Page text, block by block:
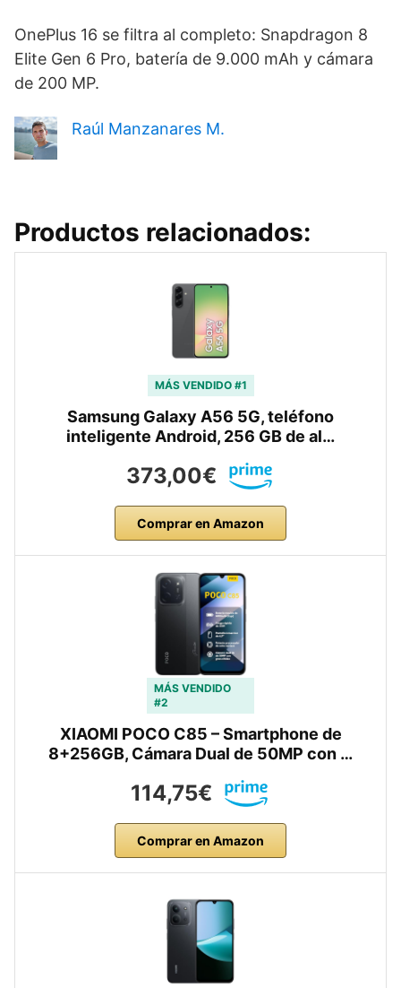
OnePlus 16 se filtra al completo: Snapdragon 8
Elite Gen 6 Pro, batería de 9.000 mAh y cámara
de 200 MP.
Raúl Manzanares M.
Productos relacionados:
MÁS VENDIDO #1
Samsung Galaxy A56 5G, teléfono
inteligente Android, 256 GB de al…
373,00€
Comprar en Amazon
MÁS VENDIDO
#2
XIAOMI POCO C85 – Smartphone de
8+256GB, Cámara Dual de 50MP con …
114,75€
Comprar en Amazon